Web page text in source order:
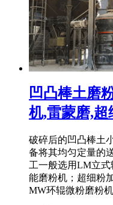
凹凸棒土磨
机,雷蒙磨,超
破碎后的凹凸棒土
备将其均匀定量的
工一般选用LM立
能磨粉机；超细粉
MW环辊微粉磨粉